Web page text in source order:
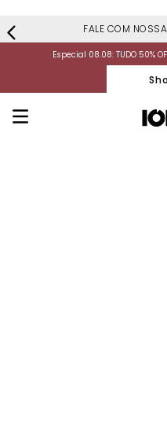
FALE COM NOSSA
Especial 08.08: TUDO 50%